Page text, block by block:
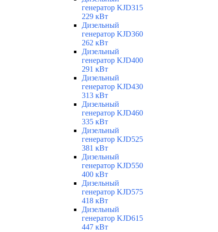
генератор KJD315
229 кВт
Дизельный
генератор KJD360
262 кВт
Дизельный
генератор KJD400
291 кВт
Дизельный
генератор KJD430
313 кВт
Дизельный
генератор KJD460
335 кВт
Дизельный
генератор KJD525
381 кВт
Дизельный
генератор KJD550
400 кВт
Дизельный
генератор KJD575
418 кВт
Дизельный
генератор KJD615
447 кВт